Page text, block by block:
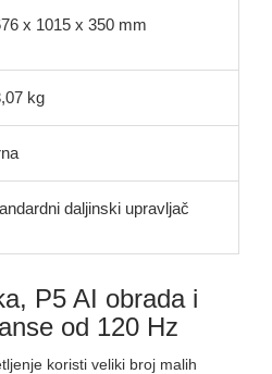
x 1015 x 350 mm
kg
daljinski upravljač
P5 AI obrada i
od 120 Hz
koristi veliki broj malih